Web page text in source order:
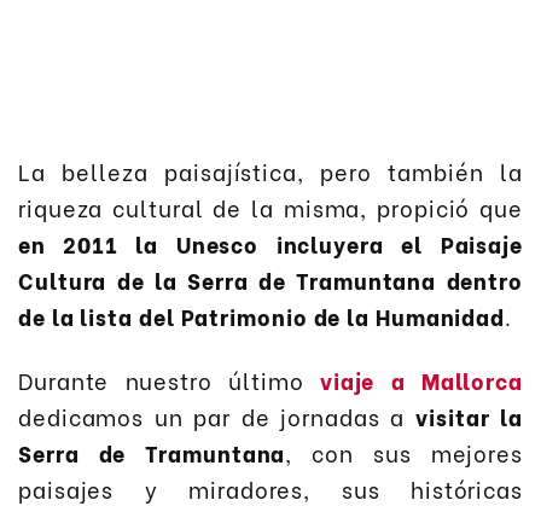
La belleza paisajística, pero también la
riqueza cultural de la misma, propició que
en 2011 la Unesco incluyera el Paisaje
Cultura de la Serra de Tramuntana dentro
de la lista del Patrimonio de la Humanidad.
Durante nuestro último viaje a Mallorca
dedicamos un par de jornadas avisitar la
Serra de Tramuntana, con sus mejores
paisajes y miradores, sus históricas